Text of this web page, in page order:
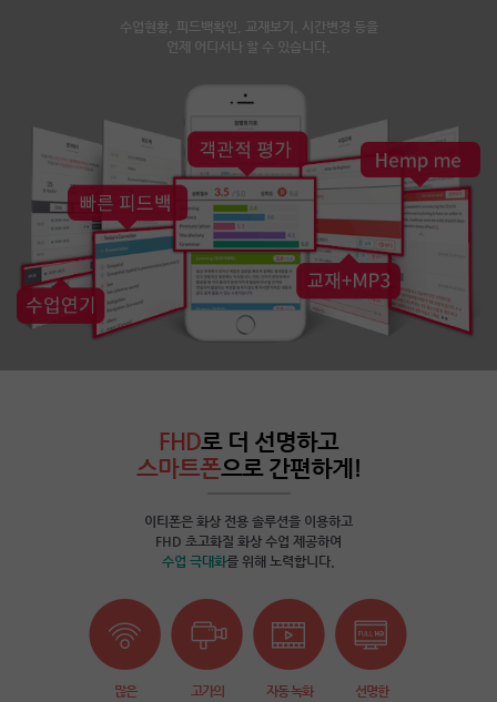
수업현황, 피드백확인, 교재보기, 시간변경 등을
언제 어디서나 할 수 있습니다.
FHD로 더 선명하고
스마트폰으로 간편하게!
이티폰은 화상 전용 솔루션을 이용하고
FHD 초고화질 화상 수업 제공하여
수업 극대화를 위해 노력합니다.
많은
고가의
자동 녹화
선명한